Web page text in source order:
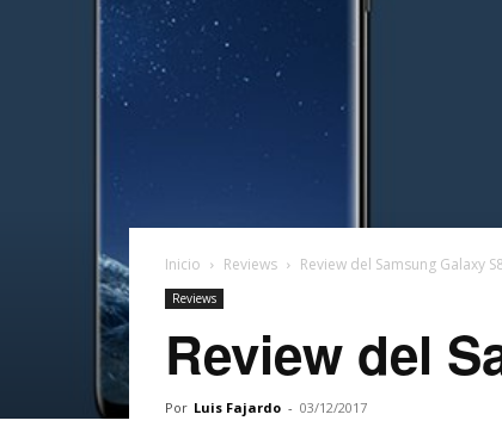
Inicio Reviews Review del Samsung Galaxy
Reviews
Review del
Por Luis Fajardo - 03/12/2017